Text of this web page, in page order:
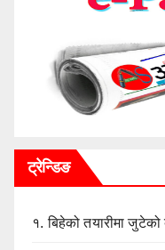
ट्रेन्डिङ
१.बिहेको तयारीमा